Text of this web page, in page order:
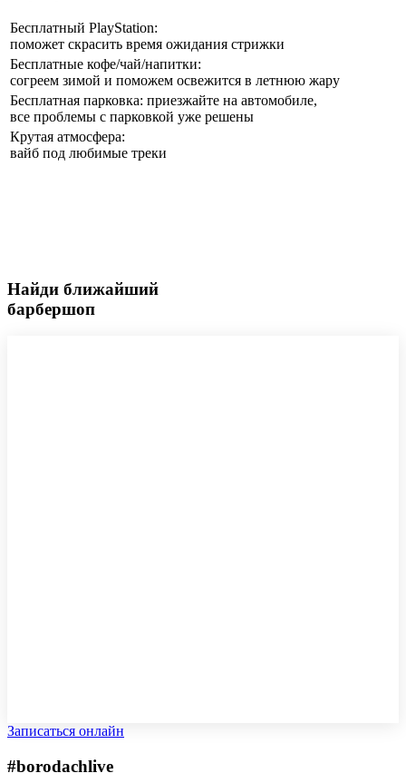
Бесплатный PlayStation:
поможет скрасить время ожидания стрижки
Бесплатные кофе/чай/напитки:
согреем зимой и поможем освежится в летнюю жару
Бесплатная парковка: приезжайте на автомобиле,
все проблемы с парковкой уже решены
Крутая атмосфера:
вайб под любимые треки
Найди ближайший
барбершоп
Записаться онлайн
#borodachlive